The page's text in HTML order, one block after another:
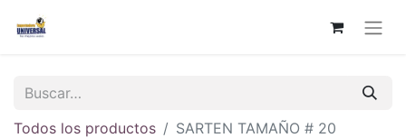
Todos los productos SARTEN TAMAÑO # 20